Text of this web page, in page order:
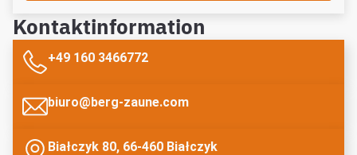
Kontaktinformation
+49 160 3466772
biuro@berg-zaune.com
Białczyk 80, 66-460 Białczyk